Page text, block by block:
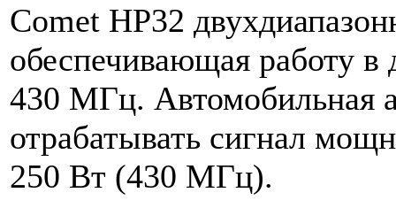
Comet HP32
обеспечивающая работу
430 MГц. Автомобильная
отрабатывать сигнал
250 Вт (430 МГц).